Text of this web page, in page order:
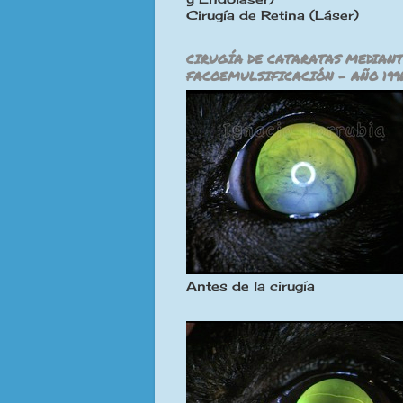
Cirugía de Retina (Láser)
CIRUGÍA DE CATARATAS
FACOEMULSIFICACIÓN - AÑO
Antes de la cirugía